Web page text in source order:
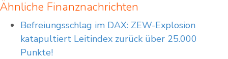
Ähnliche Finanznachrichten
Befreiungsschlag im DAX: ZEW-Explosion
katapultiert Leitindex zurück über 25.000
Punkte!